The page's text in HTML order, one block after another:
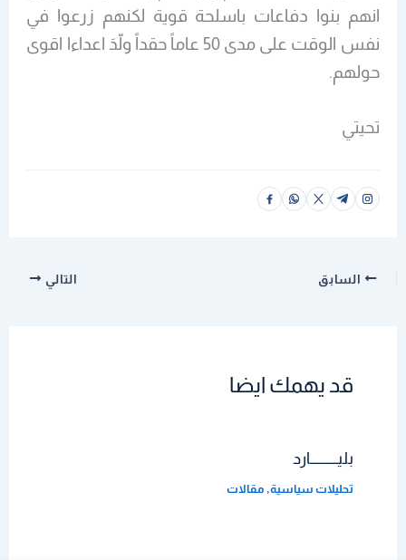
انهم بنوا دفاعات باسلحة قوية لكنهم زرعوا في
نفس الوقت على مدى 50 عاماً حقداً ولّدَ اعداءا اقوى
حولهم.
تحيتي
السابق التالي
قد يهمك ايضا
بليــــــــــارد
تحليلات سياسية, مقالات